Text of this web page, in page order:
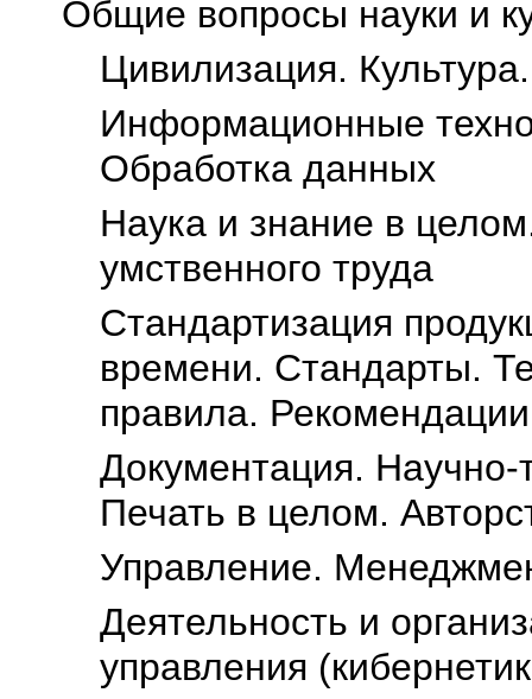
Общие вопросы науки и
Цивилизация.
Информационные
Обработка данных
Наука и знание в
умственного труда
Стандартизация
времени. Стандарты.
правила. Рекомендации
Документация.
Печать в целом.
Управление.
Деятельность и
управления